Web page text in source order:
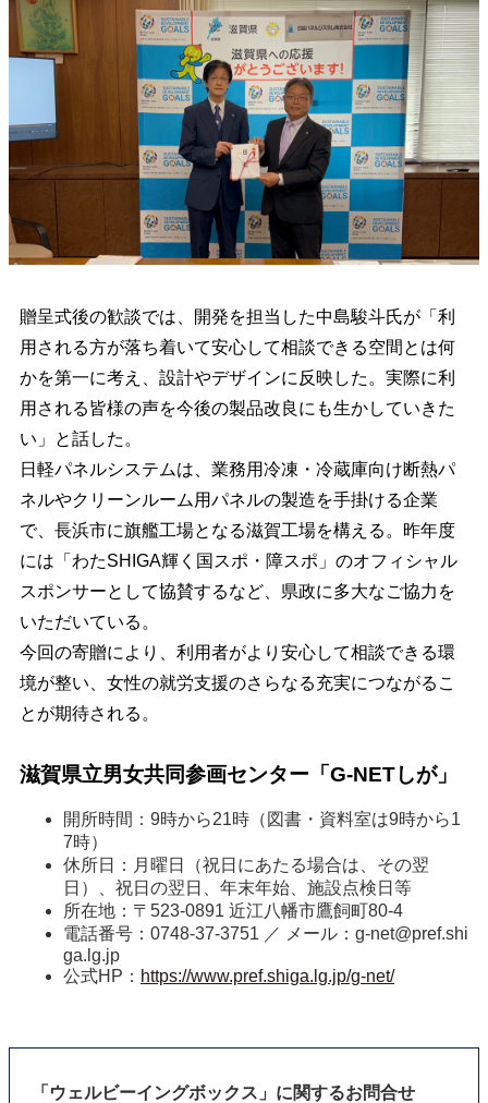
贈呈式後の歓談では、開発を担当した中島駿斗氏が「利
用される方が落ち着いて安心して相談できる空間とは何
かを第一に考え、設計やデザインに反映した。実際に利
用される皆様の声を今後の製品改良にも生かしていきた
い」と話した。
日軽パネルシステムは、業務用冷凍・冷蔵庫向け断熱パ
ネルやクリーンルーム用パネルの製造を手掛ける企業
で、長浜市に旗艦工場となる滋賀工場を構える。昨年度
には「わたSHIGA輝く国スポ・障スポ」のオフィシャル
スポンサーとして協賛するなど、県政に多大なご協力を
いただいている。
今回の寄贈により、利用者がより安心して相談できる環
境が整い、女性の就労支援のさらなる充実につながるこ
とが期待される。
滋賀県立男女共同参画センター「G-NETしが」
開所時間：9時から21時（図書・資料室は9時から1
7時）
休所日：月曜日（祝日にあたる場合は、その翌
日）、祝日の翌日、年末年始、施設点検日等
所在地：〒523-0891 近江八幡市鷹飼町80-4
電話番号：0748-37-3751 ／ メール： g-net@pref.shi
ga.lg.jp
公式HP： https://www.pref.shiga.lg.jp/g-net/
「ウェルビーイングボックス」に関するお問合せ